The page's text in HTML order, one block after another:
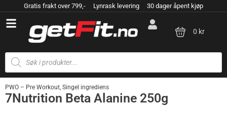
Gratis frakt over 799,- Lynrask levering 30 dager åpent kjøp
0 kr
PWO – Pre Workout, Singel ingrediens
7Nutrition Beta Alanine 250g